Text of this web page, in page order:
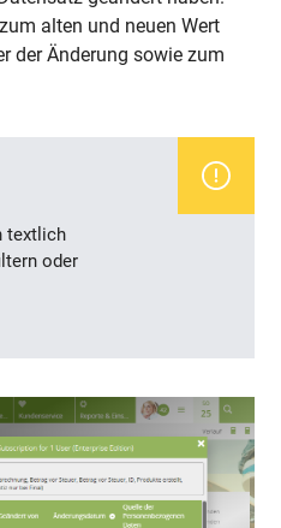
alten und neuen Wert
der Änderung sowie zum
textlich
oder